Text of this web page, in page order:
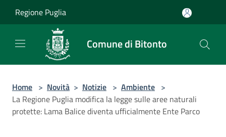
Regione Puglia
Comune di Bitonto
Home > Novità > Notizie > Ambiente >
La Regione Puglia modifica la legge sulle aree naturali
protette: Lama Balice diventa ufficialmente Ente Parco